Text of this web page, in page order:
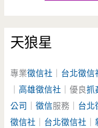
天狼星
專業徵信社 台北徵信
｜高雄徵信社 ｜優良抓
公司 ｜徵信服務｜ 台北
徵信社
台北徵信社 ｜